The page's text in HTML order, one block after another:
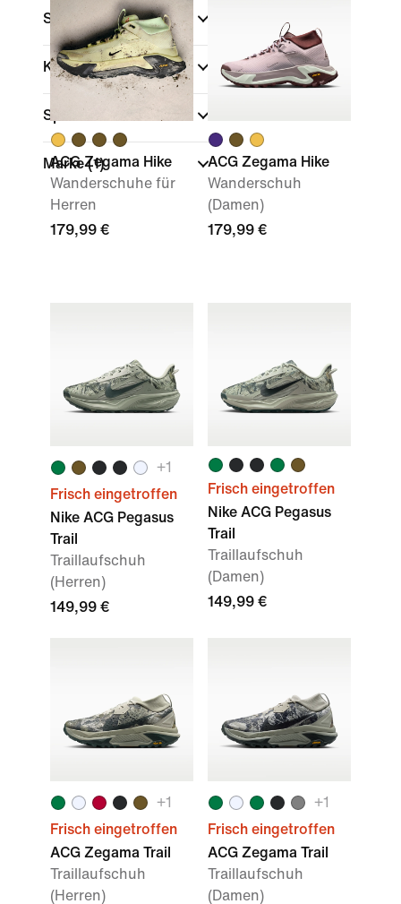
Schuhhöhe
Kollektionen
Sport
Marke(1)
ACG Zegama Hike
Wanderschuhe für
Herren
179,99 €
ACG Zegama Hike
Wanderschuh
(Damen)
179,99 €
+1
Frisch eingetroffen
Nike ACG Pegasus
Trail
Traillaufschuh
(Herren)
149,99 €
Frisch eingetroffen
Nike ACG Pegasus
Trail
Traillaufschuh
(Damen)
149,99 €
+1
Frisch eingetroffen
ACG Zegama Trail
Traillaufschuh
(Herren)
+1
Frisch eingetroffen
ACG Zegama Trail
Traillaufschuh
(Damen)